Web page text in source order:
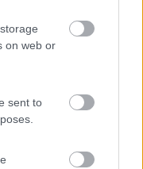
on web or
sent to